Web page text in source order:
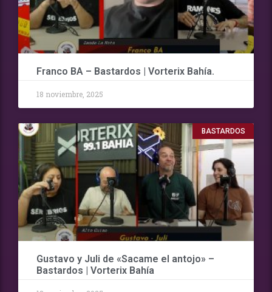
Franco BA – Bastardos | Vorterix Bahía.
18 noviembre, 2025
BASTARDOS
Gustavo y Juli de «Sacame el antojo» –
Bastardos | Vorterix Bahía